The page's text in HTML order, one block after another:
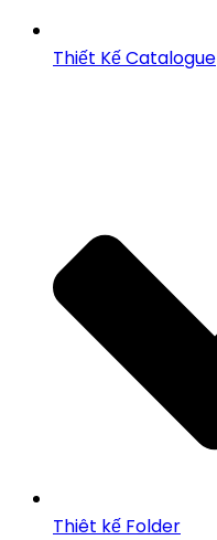
Thiết Kế Catalogue
Thiêt kế Folder